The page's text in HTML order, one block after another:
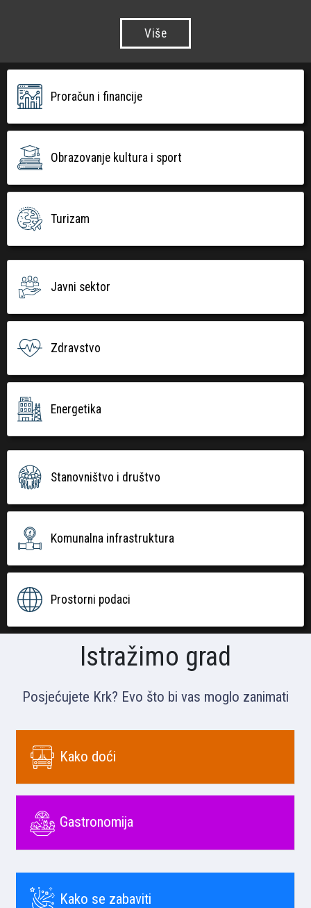
Više
Proračun i financije
Obrazovanje kultura i sport
Turizam
Javni sektor
Zdravstvo
Energetika
Stanovništvo i društvo
Komunalna infrastruktura
Prostorni podaci
Istražimo grad
Posjećujete Krk? Evo što bi vas moglo zanimati
Kako doći
Gastronomija
Kako se zabaviti